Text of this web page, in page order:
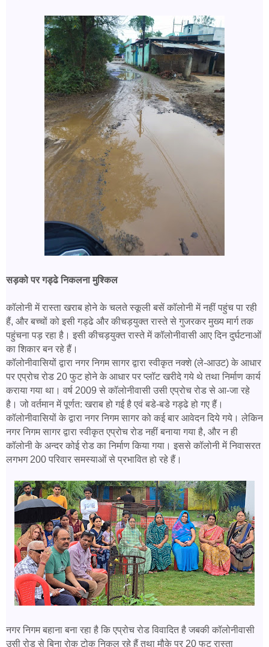
सड़को पर गड्ढे निकलना मुश्किल
कॉलोनी में रास्ता खराब होने के चलते स्कूली बसें कॉलोनी में नहीं पहुंच पा रही
हैं, और बच्चों को इसी गड्ढे और कीचड़युक्त रास्ते से गुजरकर मुख्य मार्ग तक
पहुंचना पड़ रहा है। इसी कीचड़युक्त रास्ते में कॉलोनीवासी आए दिन दुर्घटनाओं
का शिकार बन रहे हैं।
कॉलोनीवासियों द्वारा नगर निगम सागर द्वारा स्वीकृत नक्शे (ले-आउट) के आधार
पर एप्रोच रोड 20 फुट होने के आधार पर प्लॉट खरीदे गये थे तथा निर्माण कार्य
कराया गया था। वर्ष 2009 से कॉलोनीवासी उसी एप्रोच रोड से आ-जा रहे
है। जो वर्तमान में पूर्णत: खराब हो गई है एवं बडे-बडे गड्ढे हो गए हैं।
कॉलोनीवासियों के द्वारा नगर निगम सागर को कई बार आवेदन दिये गये। लेकिन
नगर निगम सागर द्वारा स्वीकृत एप्रोच रोड नहीं बनाया गया है, और न ही
कॉलोनी के अन्दर कोई रोड का निर्माण किया गया। इससे कॉलोनी में निवासरत
लगभग 200 परिवार समस्याओं से प्रभावित हो रहे हैं।
नगर निगम बहाना बना रहा है कि एप्रोच रोड विवादित है जबकी कॉलोनीवासी
उसी रोड से बिना रोक टोक निकल रहे हैं तथा मौके पर 20 फुट रास्ता